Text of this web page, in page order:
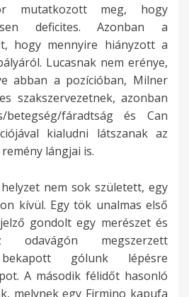
mutatkozott meg, hogy
deficites. Azonban a
hogy mennyire hiányzott a
Lucasnak nem erénye,
abban a pozícióban, Milner
szakszervezetnek, azonban
betegség/fáradtság és Can
kialudni látszanak az
lángjai is.
nem sok született, egy
kívül. Egy tök unalmas első
gondolt egy merészet és
odavágón megszerzett
gólunk lépésre
A második félidőt hasonló
melynek egy Firmino kapufa